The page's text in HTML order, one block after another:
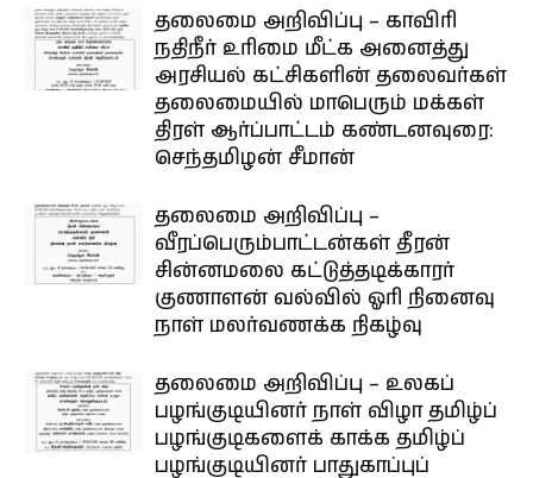
தலைமை அறிவிப்பு – காவிரி
நதிநீர் உரிமை மீட்க அனைத்து
அரசியல் கட்சிகளின் தலைவர்கள்
தலைமையில் மாபெரும் மக்கள்
திரள் ஆர்ப்பாட்டம் கண்டனவுரை:
செந்தமிழன் சீமான்
தலைமை அறிவிப்பு –
வீரப்பெரும்பாட்டன்கள் தீரன்
சின்னமலை கட்டுத்தடிக்காரர்
குணாளன் வல்வில் ஓரி நினைவு
நாள் மலர்வணக்க நிகழ்வு
தலைமை அறிவிப்பு – உலகப்
பழங்குடியினர் நாள் விழா தமிழ்ப்
பழங்குடிகளைக் காக்க தமிழ்ப்
பழங்குடியினர் பாதுகாப்புப்